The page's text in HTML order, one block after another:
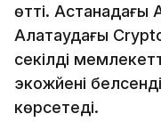
өтті. Астанадағы
Алатаудағы
секілді
экожүйені
көрсетеді.